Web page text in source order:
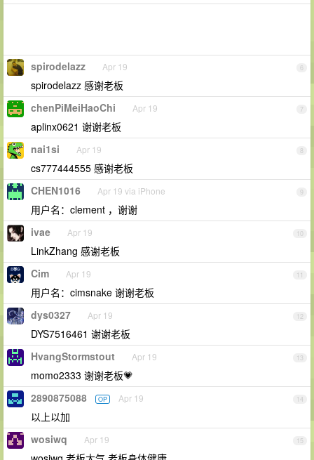
6
spirodelazz Apr 19
spirodelazz 感谢老板
7
chenPiMeiHaoChi Apr 19
aplinx0621 谢谢老板
8
nai1si Apr 19
cs777444555 感谢老板
9
CHEN1016 Apr 19 via iPhone
用户名：clement ，谢谢
10
ivae Apr 19
LinkZhang 感谢老板
11
Cim Apr 19
用户名：cimsnake 谢谢老板
12
dys0327 Apr 19
DYS7516461 谢谢老板
13
HvangStormstout Apr 19
momo2333 谢谢老板💗
14
2890875088 OP Apr 19
以上以加
15
wosiwq Apr 19